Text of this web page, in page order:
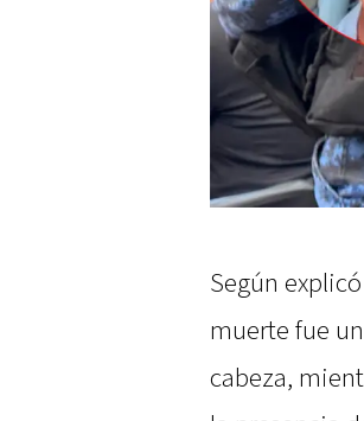
Según
muerte fue
cabeza,